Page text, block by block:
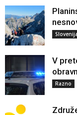
Slovenija
V
Razno